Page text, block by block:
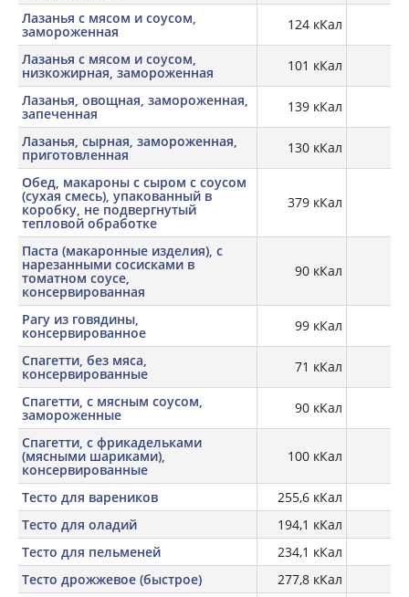
Лазанья с мясом и соусом,
замороженная 124 кКал
Лазанья с мясом и соусом,
низкожирная, замороженная 101 кКал
Лазанья, овощная, замороженная,
запеченная 139 кКал
Лазанья, сырная, замороженная,
приготовленная 130 кКал
Обед, макароны с сыром с соусом
(сухая смесь), упакованный в
коробку, не подвергнутый
тепловой обработке
379 кКал
Паста (макаронные изделия), с
нарезанными сосисками в
томатном соусе,
консервированная
90 кКал
Рагу из говядины,
консервированное 99 кКал
Спагетти, без мяса,
консервированные 71 кКал
Спагетти, с мясным соусом,
замороженные 90 кКал
Спагетти, с фрикадельками
(мясными шариками),
консервированные
100 кКал
Тесто для вареников 255,6 кКал
Тесто для оладий
194,1 кКал
Тесто для пельменей
234,1 кКал
Тесто дрожжевое (быстрое)
277,8 кКал